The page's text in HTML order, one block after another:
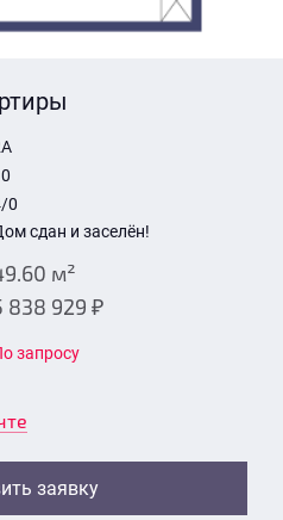
0
сдан и заселён!
м²
838 929 ₽
запросу
заявку